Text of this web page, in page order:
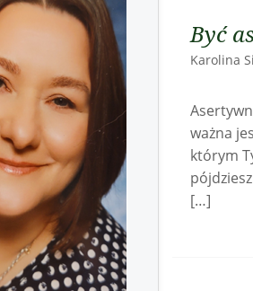
Być
ważna
którym
[…]